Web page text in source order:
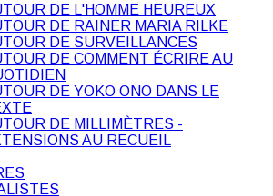
DE L'HOMME HEUREUX
DE RAINER MARIA RILKE
DE SURVEILLANCES
DE COMMENT ÉCRIRE AU
DE YOKO ONO DANS LE
DE MILLIMÈTRES -
AU RECUEIL